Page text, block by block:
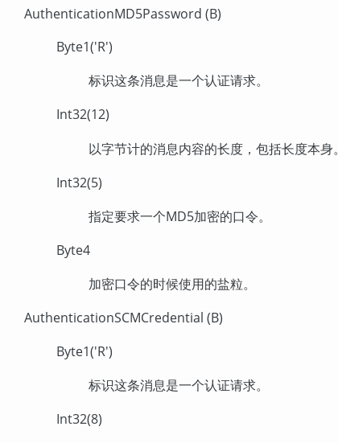
AuthenticationMD5Password (B)
Byte1('R')
标识这条消息是一个认证请求。
Int32(12)
以字节计的消息内容的长度，包括长度本身。
Int32(5)
指定要求一个MD5加密的口令。
Byte4
加密口令的时候使用的盐粒。
AuthenticationSCMCredential (B)
Byte1('R')
标识这条消息是一个认证请求。
Int32(8)